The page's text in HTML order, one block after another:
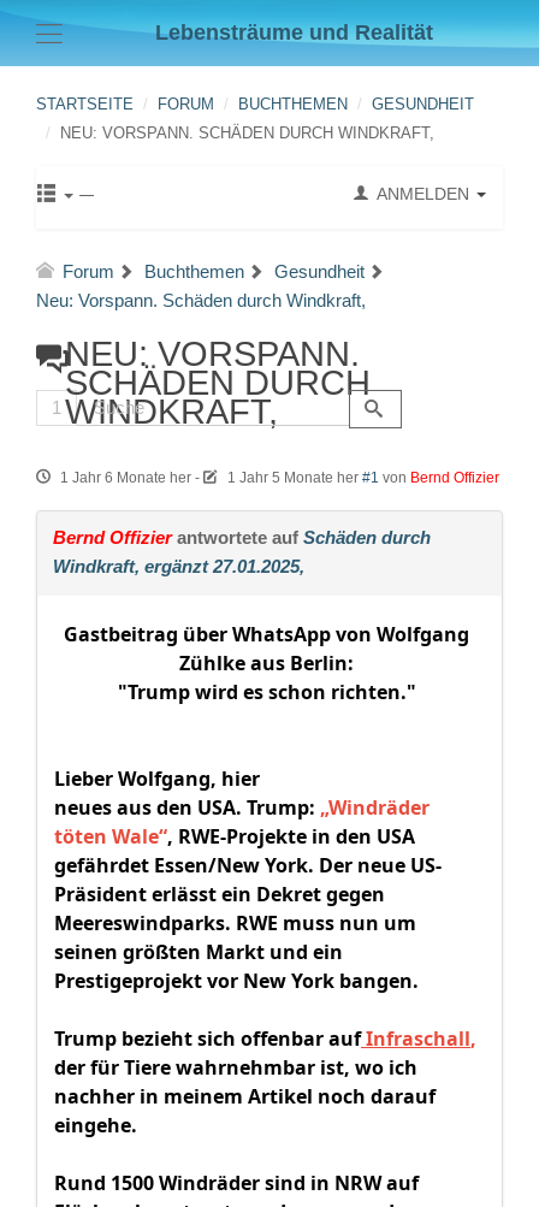
Lebensträume und Realität
STARTSEITE FORUM BUCHTHEMEN
GESUNDHEIT
NEU: VORSPANN. SCHÄDEN DURCH WINDKRAFT,
ANMELDEN
Forum Buchthemen
Gesundheit
Neu: Vorspann. Schäden durch Windkraft,
NEU: VORSPANN.
SCHÄDEN DURCH
WINDKRAFT,
1
1 Jahr 6 Monate her - 1 Jahr 5 Monate her #1 von Bernd Offizier
Bernd Offizierantwortete auf Schäden durch
Windkraft, ergänzt 27.01.2025,
Gastbeitrag über WhatsApp von Wolfgang
Zühlke aus Berlin:
"Trump wird es schon richten."
Lieber Wolfgang, hier
neues aus den USA. Trump: „Windräder
töten Wale“, RWE-Projekte in den USA
gefährdet Essen/New York. Der neue US-
Präsident erlässt ein Dekret gegen
Meereswindparks. RWE muss nun um
seinen größten Markt und ein
Prestigeprojekt vor New York bangen.
Trump bezieht sich offenbar aufInfraschall,
der für Tiere wahrnehmbar ist, wo ich
nachher in meinem Artikel noch darauf
eingehe.
Rund 1500 Windräder sind in NRW auf